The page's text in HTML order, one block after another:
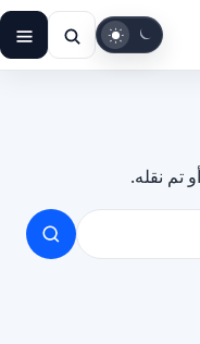
بحث
الوضع
الداكن
تم نقله.